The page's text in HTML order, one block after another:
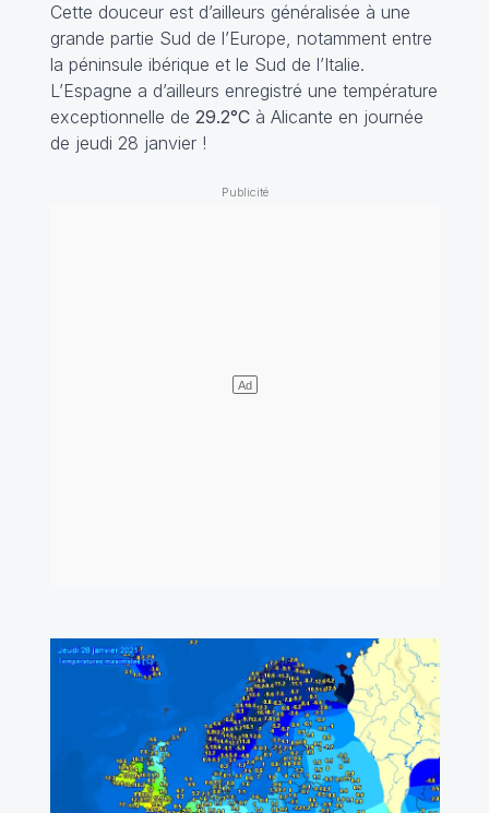
Cette douceur est d’ailleurs généralisée à une
grande partie Sud de l’Europe, notamment entre
la péninsule ibérique et le Sud de l’Italie.
L’Espagne a d’ailleurs enregistré une température
exceptionnelle de 29.2°Cà Alicante en journée
de jeudi 28 janvier !